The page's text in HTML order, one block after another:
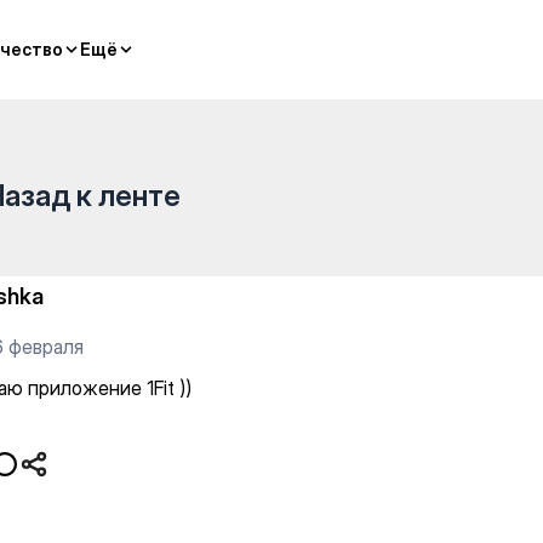
Ещё
Ещё
к ленте
февраля
приложение 1Fit ))